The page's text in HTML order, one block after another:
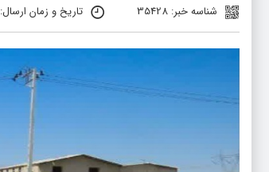
شناسه خبر: 35428 تاریخ و زمان ارسال: 14 مرداد 1402 ساعت 12:31